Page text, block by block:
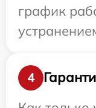
график
4